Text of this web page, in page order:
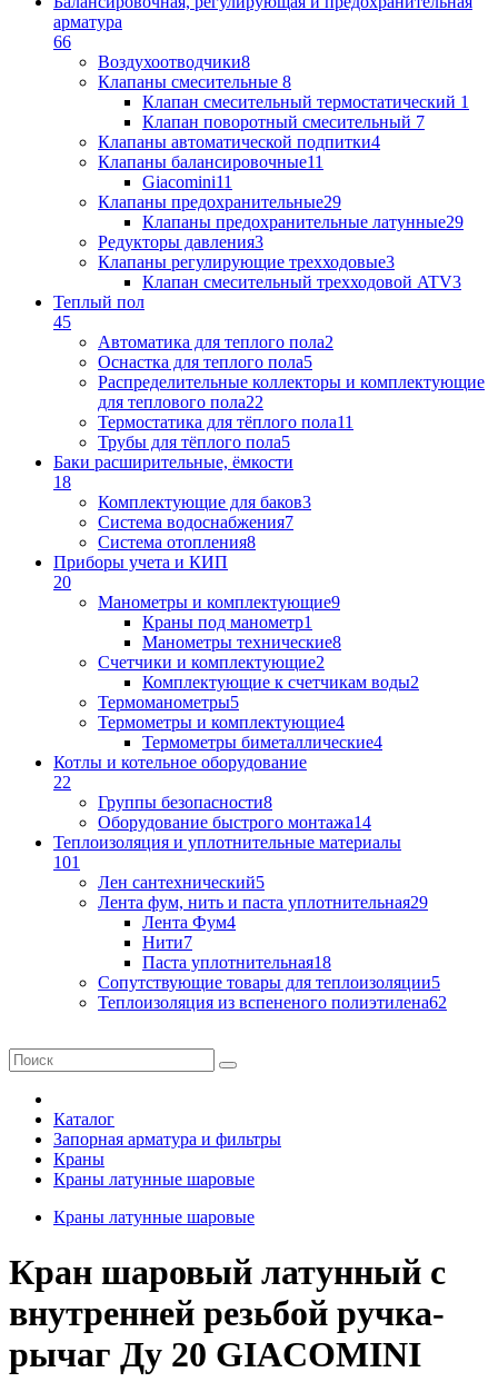
арматура
66
Воздухоотводчики8
Клапаны cмесительные 8
Клапан cмесительный термостатический 1
Клапан поворотный cмесительный 7
Клапаны автоматической подпитки4
Клапаны балансировочные11
Giacomini11
Клапаны предохранительные29
Клапаны предохранительные латунные29
Редукторы давления3
Клапаны регулирующие трехходовые3
Клапан смесительный трехходовой ATV3
Теплый пол
45
Автоматика для теплого пола2
Оснастка для теплого пола5
Распределительные коллекторы и комплектующие
для теплового пола22
Термостатика для тёплого пола11
Трубы для тёплого пола5
Баки расширительные, ёмкости
18
Комплектующие для баков3
Система водоснабжения7
Система отопления8
Приборы учета и КИП
20
Манометры и комплектующие9
Краны под манометр1
Манометры технические8
Счетчики и комплектующие2
Комплектующие к счетчикам воды2
Термоманометры5
Термометры и комплектующие4
Термометры биметаллические4
Котлы и котельное оборудование
22
Группы безопасности8
Оборудование быстрого монтажа14
Теплоизоляция и уплотнительные материалы
101
Лен сантехнический5
Лента фум, нить и паста уплотнительная29
Лента Фум4
Нити7
Паста уплотнительная18
Сопутствующие товары для теплоизоляции5
Теплоизоляция из вспененого полиэтилена62
Каталог
Запорная арматура и фильтры
Краны
Краны латунные шаровые
Краны латунные шаровые
Кран шаровый латунный с
внутренней резьбой ручка-
рычаг Ду 20 GIACOMINI